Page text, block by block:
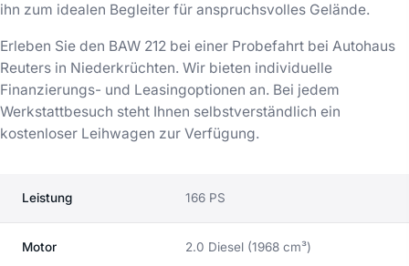
ihn zum idealen Begleiter für anspruchsvolles Gelände.
Erleben Sie den BAW 212 bei einer Probefahrt bei Autohaus
Reuters in Niederkrüchten. Wir bieten individuelle
Finanzierungs- und Leasingoptionen an. Bei jedem
Werkstattbesuch steht Ihnen selbstverständlich ein
kostenloser Leihwagen zur Verfügung.
Leistung 166 PS
Motor 2.0 Diesel (1968 cm³)